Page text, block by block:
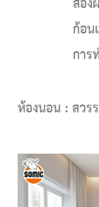
ก้อน
การ
ห้องนอน :สวร